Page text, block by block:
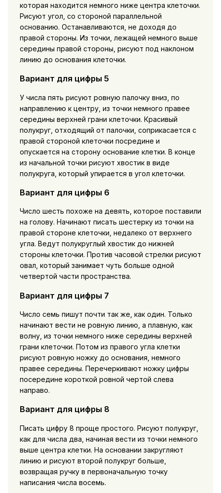
которая находится немного ниже центра клеточки.
Рисуют угол, со стороной параллельной
основанию. Останавливаются, не доходя до
правой стороны. Из точки, лежащей немного выше
середины правой стороны, рисуют под наклоном
линию до основания клеточки.
Вариант для цифры 5
У числа пять рисуют ровную палочку вниз, по
направлению к центру, из точки немного правее
середины верхней грани клеточки. Красивый
полукруг, отходящий от палочки, соприкасается с
правой стороной клеточки посредине и
опускается на сторону основание клетки. В конце
из начальной точки рисуют хвостик в виде
полукруга, который упирается в угол клеточки.
Вариант для цифры 6
Число шесть похоже на девять, которое поставили
на голову. Начинают писать шестерку из точки на
правой стороне клеточки, недалеко от верхнего
угла. Ведут полукруглый хвостик до нижней
стороны клеточки. Против часовой стрелки рисуют
овал, который занимает чуть больше одной
четвертой части пространства.
Вариант для цифры 7
Число семь пишут почти так же, как один. Только
начинают вести не ровную линию, а плавную, как
волну, из точки немного ниже середины верхней
грани клеточки. Потом из правого угла клетки
рисуют ровную ножку до основания, немного
правее середины. Перечеркивают ножку цифры
посередине короткой ровной чертой слева
направо.
Вариант для цифры 8
Писать цифру 8 проще простого. Рисуют полукруг,
как для числа два, начиная вести из точки немного
выше центра клетки. На основании закругляют
линию и рисуют второй полукруг больше,
возвращая ручку в первоначальную точку
написания числа восемь.